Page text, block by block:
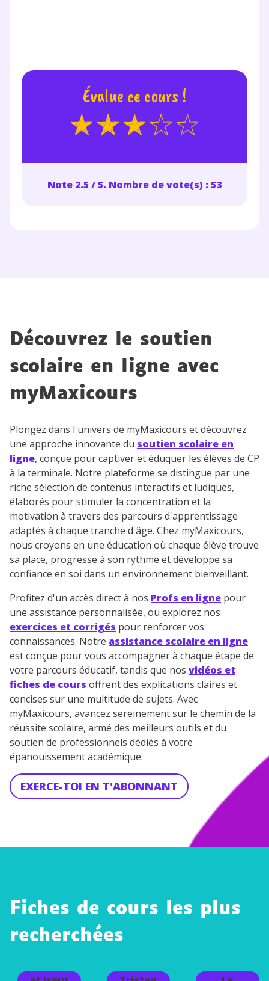
Évalue ce cours !
Note 2.5 / 5. Nombre de vote(s) : 53
Découvrez le soutien
scolaire en ligne avec
myMaxicours
Plongez dans l'univers de myMaxicours et découvrez
une approche innovante du soutien scolaire en
ligne, conçue pour captiver et éduquer les élèves de CP
à la terminale. Notre plateforme se distingue par une
riche sélection de contenus interactifs et ludiques,
élaborés pour stimuler la concentration et la
motivation à travers des parcours d'apprentissage
adaptés à chaque tranche d'âge. Chez myMaxicours,
nous croyons en une éducation où chaque élève trouve
sa place, progresse à son rythme et développe sa
confiance en soi dans un environnement bienveillant.
Profitez d'un accès direct à nos Profs en ligne pour
une assistance personnalisée, ou explorez nos
exercices et corrigés pour renforcer vos
connaissances. Notre assistance scolaire en ligne
est conçue pour vous accompagner à chaque étape de
votre parcours éducatif, tandis que nos vidéos et
fiches de cours offrent des explications claires et
concises sur une multitude de sujets. Avec
myMaxicours, avancez sereinement sur le chemin de la
réussite scolaire, armé des meilleurs outils et du
soutien de professionnels dédiés à votre
épanouissement académique.
EXERCE-TOI EN T'ABONNANT
Fiches de cours les plus
recherchées
et Iseut
et de réussir votre
année scolaire ?
Testez gratuitement
Tout le programme scolaire du CP à
Des profs expérimentés disponibles
à la demande par tchat, audio ou
vidéo
TESTER GRATUITEMENT
* Votre code d'accès sera envoyé à cette adresse e-mail. En
renseignant votre e-mail, vous consentez à ce que vos
données à caractère personnel soient traitées par SEJER, sous
la marque myMaxicours, afin que SEJER puisse vous donner
accès au service de soutien scolaire pendant 24h. Pour en
savoir plus sur la gestion de vos données personnelles et
pour exercer vos droits, vous pouvez consulternotre
charte
J’accepte de recevoir les actualités et des
communications de la part de
myMaxicours.
Votre adresse e-mail sera exclusivement utilisée pour
vous envoyer notre newsletter. Vous pourrez vous
désinscrire à tout moment, à travers le lien de
désinscription présent dans chaque newsletter. Pour
en savoir plus sur la gestion de vos données
personnelles et pour exercer vos droits, vous pouvez
consulternotre charte.